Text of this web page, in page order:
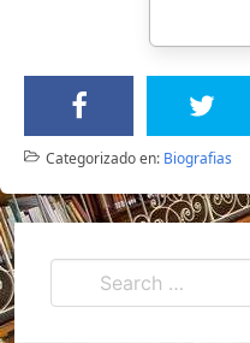
Categorizado en: Biografias